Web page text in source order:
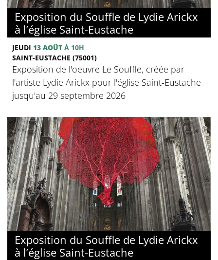
Exposition du Souffle de Lydie Arickx
à l’église Saint-Eustache
JEUDI 13 AOÛT À 10H
SAINT-EUSTACHE (75001)
Exposition de l'oeuvre Le Souffle, créée par
l'artiste Lydie Arickx pour l'église Saint-Eustache
jusqu'au 29 septembre 2026
Exposition du Souffle de Lydie Arickx
à l’église Saint-Eustache